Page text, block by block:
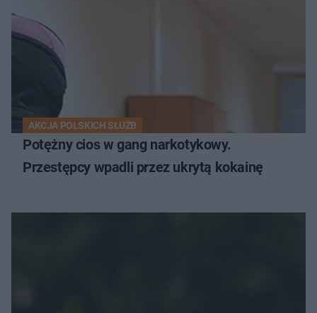
AKCJA POLSKICH SŁUŻB
Potężny cios w gang narkotykowy.
Przestępcy wpadli przez ukrytą kokainę